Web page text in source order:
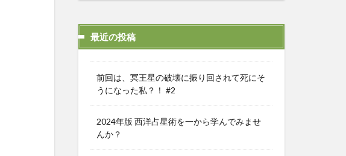
最近の投稿
前回は、冥王星の破壊に振り回されて死にそ
うになった私？！ #2
2024年版 西洋占星術を一から学んでみませ
んか？